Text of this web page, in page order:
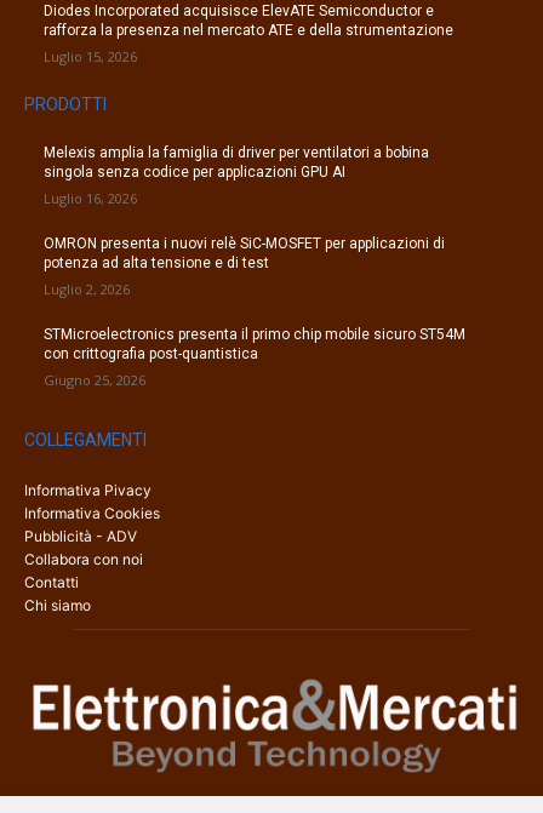
Diodes Incorporated acquisisce ElevATE Semiconductor e
rafforza la presenza nel mercato ATE e della strumentazione
Luglio 15, 2026
PRODOTTI
Melexis amplia la famiglia di driver per ventilatori a bobina
singola senza codice per applicazioni GPU AI
Luglio 16, 2026
OMRON presenta i nuovi relè SiC-MOSFET per applicazioni di
potenza ad alta tensione e di test
Luglio 2, 2026
STMicroelectronics presenta il primo chip mobile sicuro ST54M
con crittografia post-quantistica
Giugno 25, 2026
COLLEGAMENTI
Informativa Pivacy
Informativa Cookies
Pubblicità - ADV
Collabora con noi
Contatti
Chi siamo